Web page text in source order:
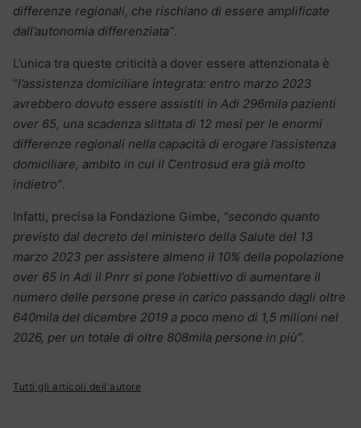
differenze regionali, che rischiano di essere amplificate
dall’autonomia differenziata”.
L’unica tra queste criticità a dover essere attenzionata è
“l’assistenza domiciliare integrata: entro marzo 2023
avrebbero dovuto essere assistiti in Adi 296mila pazienti
over 65, una scadenza slittata di 12 mesi per le enormi
differenze regionali nella capacità di erogare l’assistenza
domiciliare, ambito in cui il Centrosud era già molto
indietro”.
Infatti, precisa la Fondazione Gimbe, “secondo quanto
previsto dal decreto del ministero della Salute del 13
marzo 2023 per assistere almeno il 10% della popolazione
over 65 in Adi il Pnrr si pone l’obiettivo di aumentare il
numero delle persone prese in carico passando dagli oltre
640mila del dicembre 2019 a poco meno di 1,5 milioni nel
2026, per un totale di oltre 808mila persone in più”.
Tutti gli articoli dell'autore